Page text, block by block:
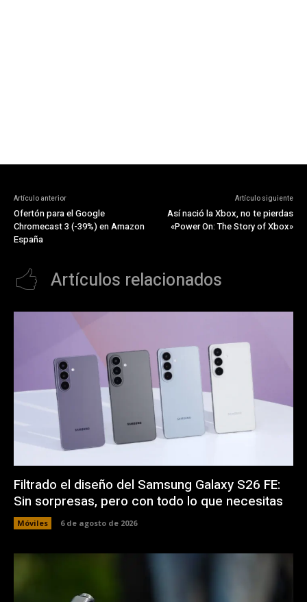
Artículo anterior
Ofertón para el Google
Chromecast 3 (-39%) en Amazon
España
Artículo siguiente
Así nació la Xbox, no te pierdas
«Power On: The Story of Xbox»
Artículos relacionados
Filtrado el diseño del Samsung Galaxy S26 FE:
Sin sorpresas, pero con todo lo que necesitas
Móviles 6 de agosto de 2026